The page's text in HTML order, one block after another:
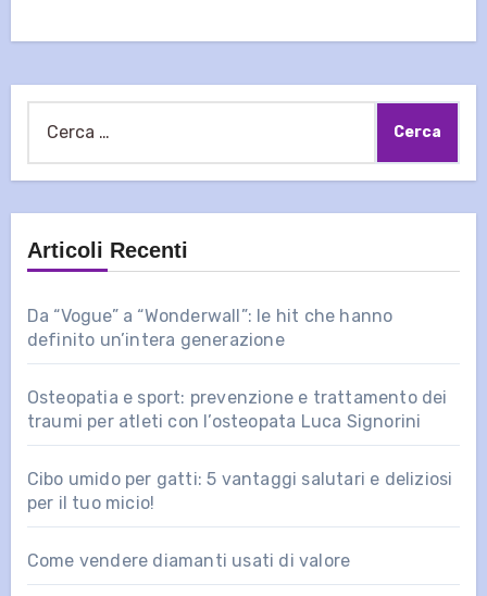
per:
Articoli Recenti
Da “Vogue” a “Wonderwall”: le hit che hanno
definito un’intera generazione
Osteopatia e sport: prevenzione e trattamento dei
traumi per atleti con l’osteopata Luca Signorini
Cibo umido per gatti: 5 vantaggi salutari e deliziosi
per il tuo micio!
Come vendere diamanti usati di valore